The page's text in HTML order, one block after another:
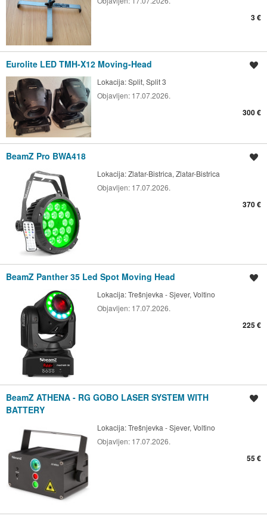
3 €
Eurolite LED TMH-X12 Moving-Head
Lokacija:Split, Split 3
Objavljen: 17.07.2026.
300 €
BeamZ Pro BWA418
Lokacija:Zlatar-Bistrica, Zlatar-Bistrica
Objavljen: 17.07.2026.
370 €
BeamZ Panther 35 Led Spot Moving Head
Lokacija:Trešnjevka - Sjever, Voltino
Objavljen: 17.07.2026.
225 €
BeamZ ATHENA - RG GOBO LASER SYSTEM WITH
BATTERY
Lokacija:Trešnjevka - Sjever, Voltino
Objavljen: 17.07.2026.
55 €